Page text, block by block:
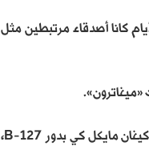
كانا أصدقاء مرتبطين مثل
الفيلم من إخراج الفائز بجائزة الأوسكار جوش كولي، ويضم الفيلم أيضًا أصوات سكارليت جوهانسون بدور إليتا-1، وكيغان مايكل كي بدور B-127،